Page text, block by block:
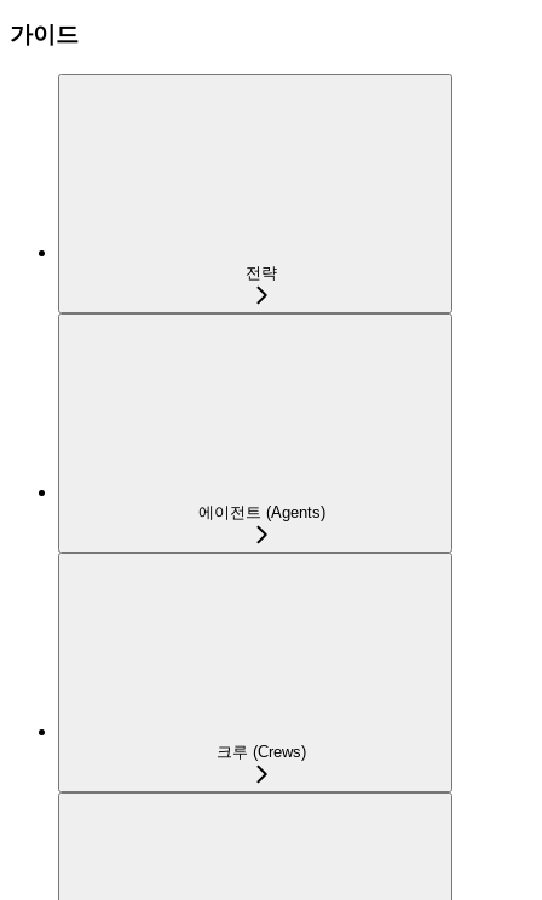
가이드
전략
에이전트 (Agents)
크루 (Crews)